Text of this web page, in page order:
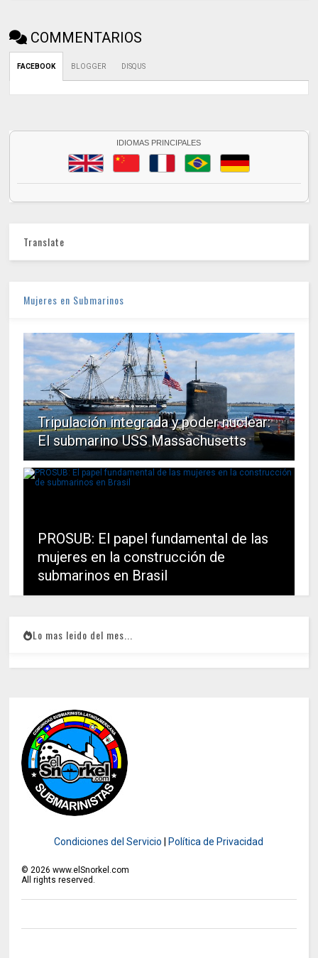
COMMENTARIOS
FACEBOOK BLOGGER DISQUS
IDIOMAS PRINCIPALES
Translate
Mujeres en Submarinos
Tripulación integrada y poder nuclear:
El submarino USS Massachusetts
PROSUB: El papel fundamental de las
mujeres en la construcción de
submarinos en Brasil
Lo mas leido del mes...
Condiciones del Servicio Política de Privacidad
©2026 www.elSnorkel.com
All rights reserved.